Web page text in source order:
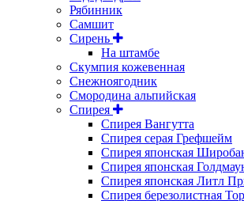
Рябинник
Самшит
Сирень
На штамбе
Скумпия кожевенная
Снежноягодник
Смородина альпийская
Спирея
Спирея Вангутта
Спирея серая Грефшейм
Спирея японская
Спирея японская
Спирея японская Литл
Спирея березолистная